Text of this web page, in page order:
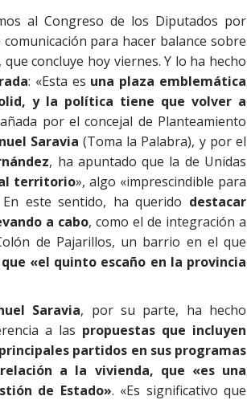
al Congreso de los Diputados por
para hacer balance sobre
concluye hoy viernes. Y lo ha hecho
: «Esta es una plaza emblemática
y la política tiene que volver a
por el concejal de Planteamiento
Saravia (Toma la Palabra), y por el
, ha apuntado que la de Unidas
territorio», algo «imprescindible para
este sentido, ha querido destacar
a cabo, como el de integración a
de Pajarillos, un barrio en el que
«el quinto escaño en la provincia
Saravia, por su parte, ha hecho
a las propuestas que incluyen
partidos en sus programas
a la vivienda, que «es una
de Estado». «Es significativo que